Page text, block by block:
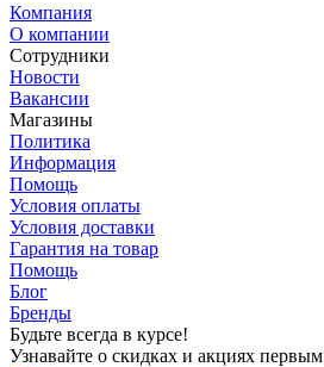
Компания
О компании
Сотрудники
Новости
Вакансии
Магазины
Политика
Информация
Помощь
Условия оплаты
Условия доставки
Гарантия на товар
Помощь
Блог
Бренды
Будьте всегда в курсе!
Узнавайте о скидках и акциях первым